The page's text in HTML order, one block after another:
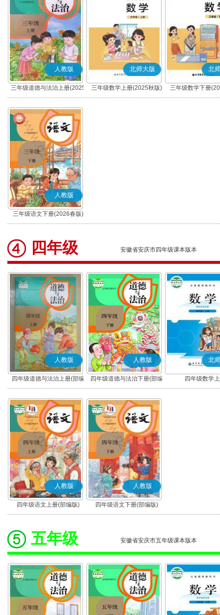
人教版
三年级道德与法治上册(2025
秋版)(部编版)
北师大版
三年级数学上册(2025秋版)
北
三年级数学下册
人教版
三年级语文下册(2026春版)
(部编版)
四年级 安徽省安庆市四年级课本版本
人教版
四年级道德与法治上册(部编
版)
人教版
四年级道德与法治下册(部编
版)
北
四年级数学
人教版
四年级语文上册(部编版)
人教版
四年级语文下册(部编版)
五年级 安徽省安庆市五年级课本版本